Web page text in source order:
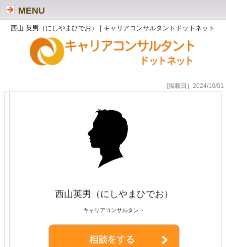
西山 英男（にしやまひでお） | キャリアコンサルタントドットネット
MENU
[掲載日］2024/10/01
西山英男（にしやまひでお）
キャリアコンサルタント